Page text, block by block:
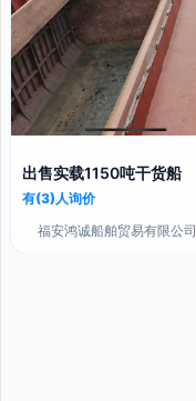
出售实载1150吨干货船
有(3)人询价
福安鸿诚船舶贸易有限公司